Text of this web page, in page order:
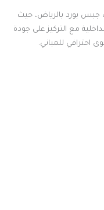
بورد بالرياض، حيث
مع التركيز على جودة
احترافي للمباني.